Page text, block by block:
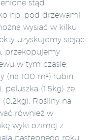
stąd
np. pod drzewami.
wysiać w kilku
uzyskujemy siejąc
przekopujemy
w tym czasie
(na 100 m²) łubin
peluszka (1,5kg) ze
(0,2kg). Rośliny na
również w
wyki ozimej z
następnego roku